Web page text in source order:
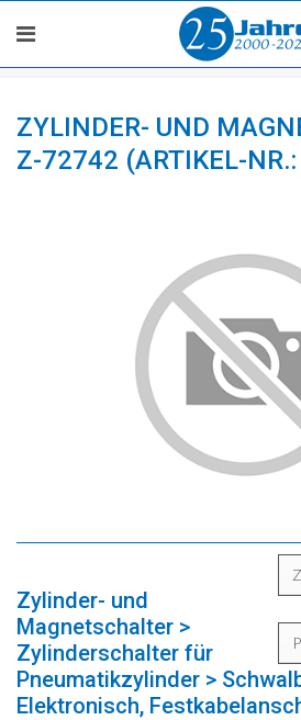
ZYLINDER- UND
Z-72742 (ARTIKEL-
Zylinder- und
Magnetschalter >
Zylinderschalter für
Pneumatikzylinder >
Elektronisch,